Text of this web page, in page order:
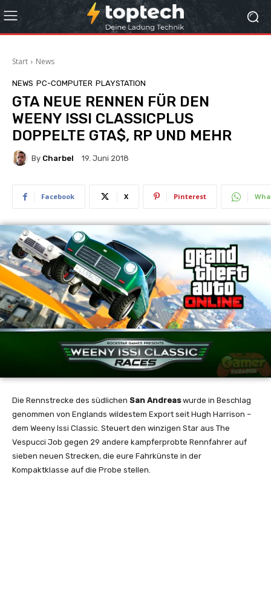
Start News
NEWS PC-COMPUTER PLAYSTATION
GTA NEUE RENNEN FÜR DEN
WEENY ISSI CLASSICPLUS
DOPPELTE GTA$, RP UND MEHR
By Charbel 19. Juni 2018
Facebook X Pinterest
Die Rennstrecke des südlichen San Andreaswurde in Beschlag
genommen von Englands wildestem Export seit Hugh Harrison –
dem Weeny Issi Classic. Steuert den winzigen Star aus The
Vespucci Job gegen 29 andere kampferprobte Rennfahrer auf
sieben neuen Strecken, die eure Fahrkünste in der
Kompaktklasse auf die Probe stellen.